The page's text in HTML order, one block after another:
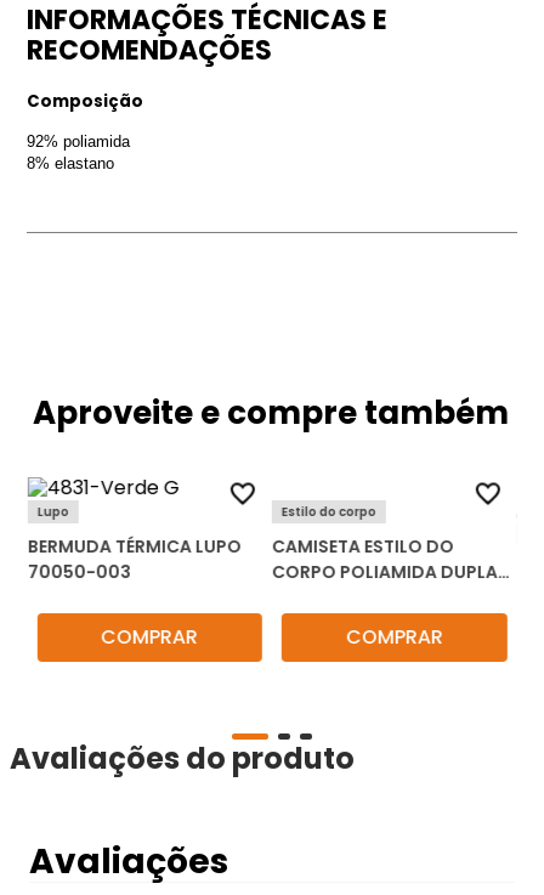
INFORMAÇÕES TÉCNICAS E
RECOMENDAÇÕES
Composição
92% poliamida
8% elastano
Aproveite e compre também
Lupo
BERMUDA TÉRMICA LUPO
70050-003
COMPRAR
Estilo do corpo
CAMISETA ESTILO DO
CORPO POLIAMIDA DUPLA
COMPRAR
Avaliações do produto
Avaliações